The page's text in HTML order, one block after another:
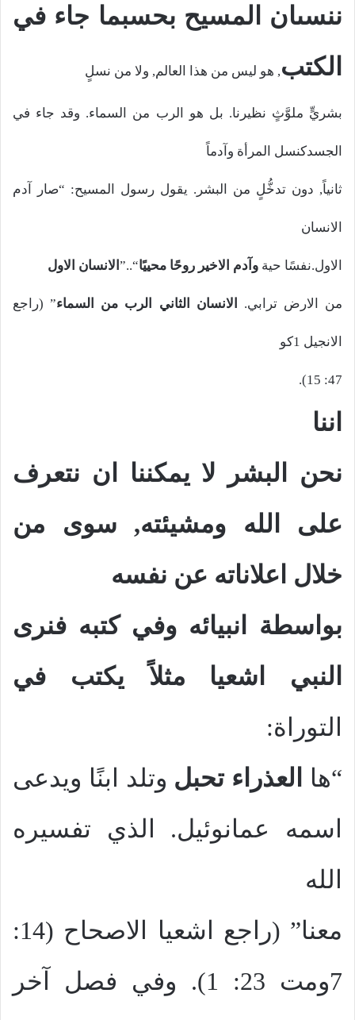
ننسىان المسيح بحسبما جاء في
الكتب, هو ليس من هذا العالم, ولا من نسلٍ
بشريٍّ ملوَّثٍ نظيرنا. بل هو الرب من السماء. وقد جاء في
الجسدكنسل المرأة وآدماً
ثانياً, دون تدخُّلٍ من البشر. يقول رسول المسيح: “صار آدم
الانسان
الاول.نفسًا حية وآدم الاخير روحًا محييًا“..” الانسان الاول
من الارض ترابي. الانسان الثاني الرب من السماء” (راجع
الانجيل 1كو
47: 15).
اننا
نحن البشر لا يمكننا ان نتعرف
على الله ومشيئته, سوى من
خلال اعلاناته عن نفسه
بواسطة انبيائه وفي كتبه فنرى
النبي اشعيا مثلاً يكتب في
التوراة:
“ها العذراء تحبل وتلد ابنًا ويدعى
اسمه عمانوئيل. الذي تفسيره
الله
معنا” (راجع اشعيا الاصحاح (14:
7ومت 23: 1). وفي فصل آخر